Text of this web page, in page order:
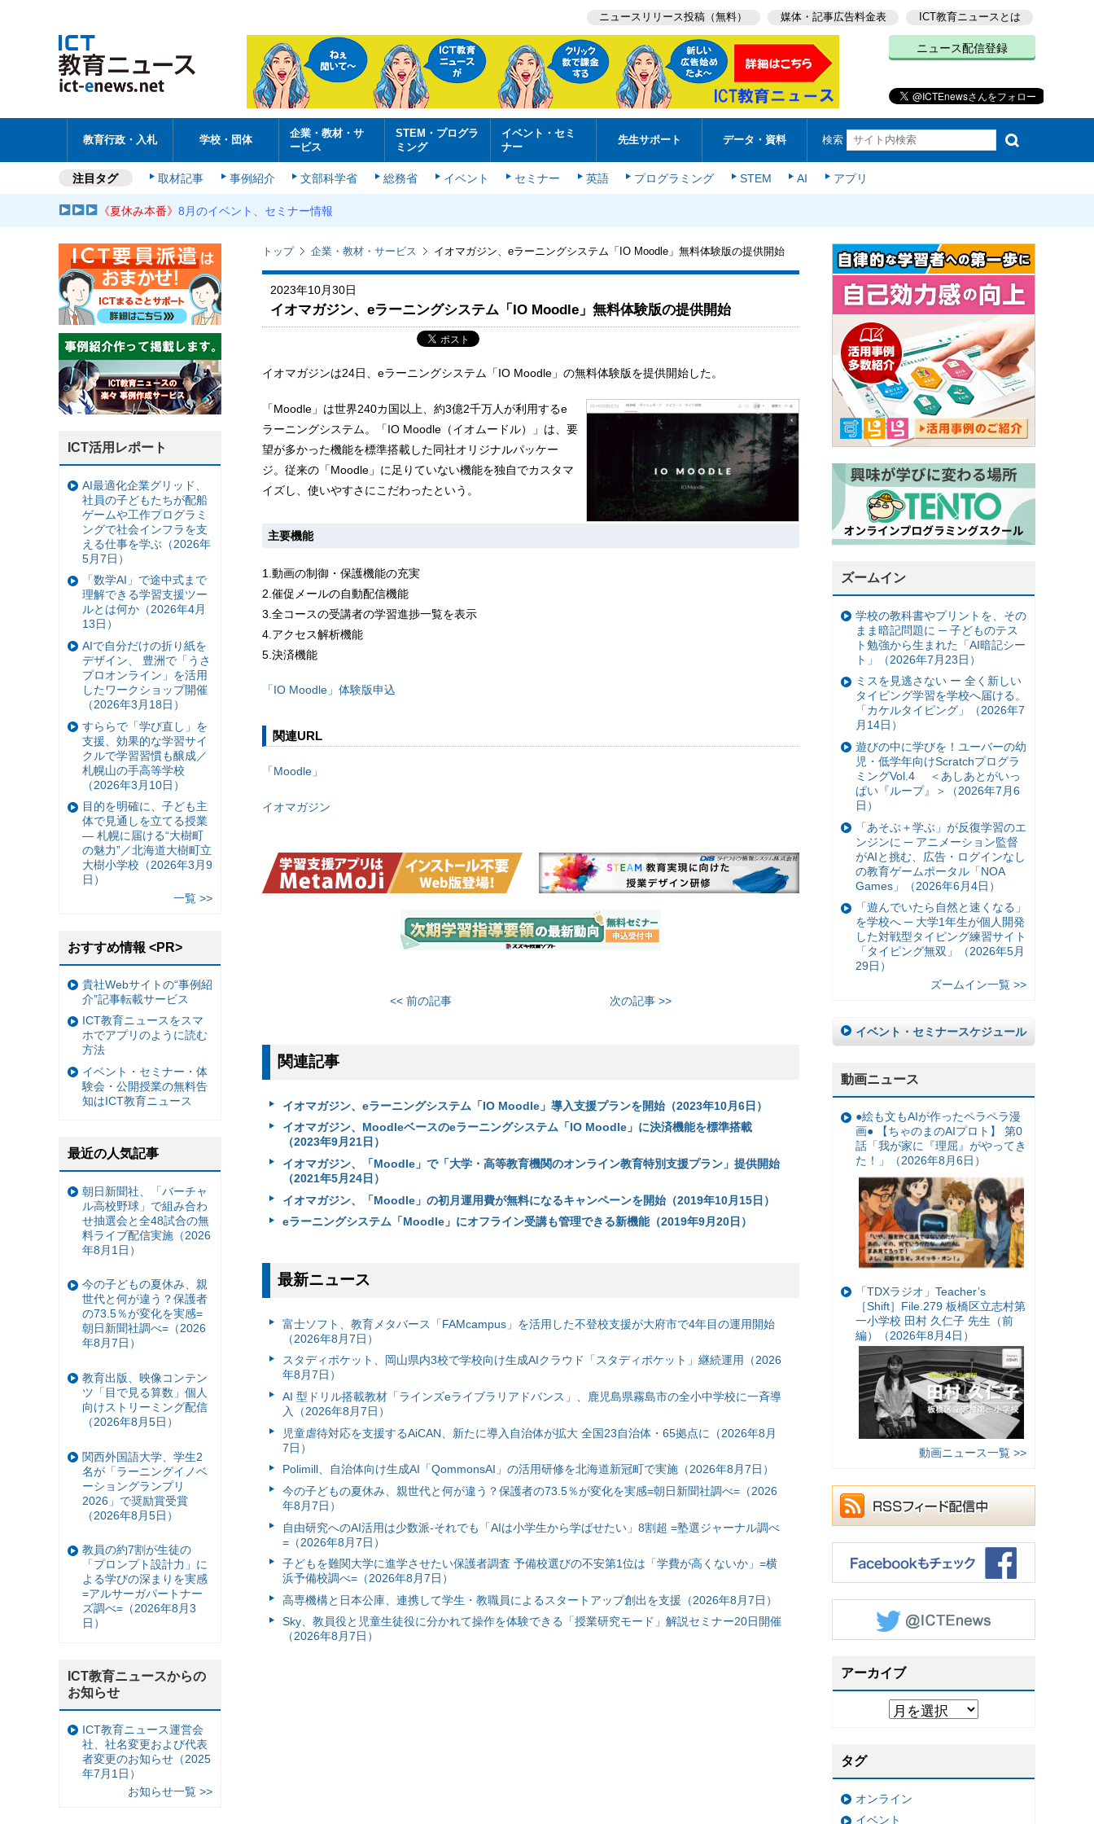
ニュースリリース投稿（無料） 媒体・記事広告料金表 ICT教育ニュースとは
ニュース配信登録
教育行政・入札 学校・団体
企業・教材・サ
ービス
STEM・プログラ
ミング
イベント・セミ
ナー
先生サポート データ・資料 検索
注目タグ 取材記事 事例紹介 文部科学省 総務省 イベント セミナー 英語 プログラミング STEM AI アプリ
《夏休み本番》8月のイベント、セミナー情報
トップ 企業・教材・サービス イオマガジン、eラーニングシステム「IO Moodle」無料体験版の提供開始
2023年10月30日
イオマガジン、eラーニングシステム「IO Moodle」無料体験版の提供開始
イオマガジンは24日、eラーニングシステム「IO Moodle」の無料体験版を提供開始した。
「Moodle」は世界240カ国以上、約3億2千万人が利用するe
ラーニングシステム。「IO Moodle（イオムードル）」は、要
望が多かった機能を標準搭載した同社オリジナルパッケー
ジ。従来の「Moodle」に足りていない機能を独自でカスタマ
イズし、使いやすさにこだわったという。
主要機能
1.動画の制御・保護機能の充実
2.催促メールの自動配信機能
3.全コースの受講者の学習進捗一覧を表示
4.アクセス解析機能
5.決済機能
「IO Moodle」体験版申込
関連URL
「Moodle」
イオマガジン
<< 前の記事 次の記事 >>
関連記事
イオマガジン、eラーニングシステム「IO Moodle」導入支援プランを開始（2023年10月6日）
イオマガジン、Moodleベースのeラーニングシステム「IO Moodle」に決済機能を標準搭載
（2023年9月21日）
イオマガジン、「Moodle」で「大学・高等教育機関のオンライン教育特別支援プラン」提供開始
（2021年5月24日）
イオマガジン、「Moodle」の初月運用費が無料になるキャンペーンを開始（2019年10月15日）
eラーニングシステム「Moodle」にオフライン受講も管理できる新機能（2019年9月20日）
最新ニュース
富⼠ソフト、教育メタバース「FAMcampus」を活用した不登校支援が大府市で4年目の運用開始
（2026年8月7日）
スタディポケット、岡山県内3校で学校向け生成AIクラウド「スタディポケット」継続運用（2026
年8月7日）
AI 型ドリル搭載教材「ラインズeライブラリアドバンス」、鹿児島県霧島市の全小中学校に一斉導
入（2026年8月7日）
児童虐待対応を支援するAiCAN、新たに導入自治体が拡大 全国23自治体・65拠点に（2026年8月
7日）
Polimill、自治体向け生成AI「QommonsAI」の活用研修を北海道新冠町で実施（2026年8月7日）
今の子どもの夏休み、親世代と何が違う？保護者の73.5％が変化を実感=朝日新聞社調べ=（2026
年8月7日）
自由研究へのAI活用は少数派-それでも「AIは小学生から学ばせたい」8割超 =塾選ジャーナル調べ
=（2026年8月7日）
子どもを難関大学に進学させたい保護者調査 予備校選びの不安第1位は「学費が高くないか」=横
浜予備校調べ=（2026年8月7日）
高専機構と日本公庫、連携して学生・教職員によるスタートアップ創出を支援（2026年8月7日）
Sky、教員役と児童生徒役に分かれて操作を体験できる「授業研究モード」解説セミナー20日開催
（2026年8月7日）
ズームイン
学校の教科書やプリントを、その
まま暗記問題に ─ 子どものテス
ト勉強から生まれた「AI暗記シー
ト」（2026年7月23日）
ミスを見逃さない ー 全く新しい
タイピング学習を学校へ届ける。
「カケルタイピング」（2026年7
月14日）
遊びの中に学びを！ユーバーの幼
児・低学年向けScratchプログラ
ミングVol.4 ＜あしあとがいっ
ぱい『ループ』＞（2026年7月6
日）
「あそぶ＋学ぶ」が反復学習のエ
ンジンに ─ アニメーション監督
がAIと挑む、広告・ログインなし
の教育ゲームポータル「NOA
Games」（2026年6月4日）
「遊んでいたら自然と速くなる」
を学校へ ─ 大学1年生が個人開発
した対戦型タイピング練習サイト
「タイピング無双」（2026年5月
29日）
ズームイン一覧 >>
イベント・セミナースケジュール
動画ニュース
●絵も文もAIが作ったペラペラ漫
画● 【ちゃのまのAIプロト】 第0
話「我が家に『理屈』がやってき
た！」（2026年8月6日）
「TDXラジオ」Teacher’s
［Shift］File.279 板橋区立志村第
一小学校 田村 久仁子 先生（前
編）（2026年8月4日）
動画ニュース一覧 >>
アーカイブ
タグ
オンライン
イベント
ICT活用レポート
AI最適化企業グリッド、
社員の子どもたちが配船
ゲームや工作プログラミ
ングで社会インフラを支
える仕事を学ぶ（2026年
5月7日）
「数学AI」で途中式まで
理解できる学習支援ツー
ルとは何か（2026年4月
13日）
AIで自分だけの折り紙を
デザイン、 豊洲で「うさ
プロオンライン」を活用
したワークショップ開催
（2026年3月18日）
すららで「学び直し」を
支援、効果的な学習サイ
クルで学習習慣も醸成／
札幌山の手高等学校
（2026年3月10日）
目的を明確に、子ども主
体で見通しを立てる授業
— 札幌に届ける“大樹町
の魅力”／北海道大樹町立
大樹小学校（2026年3月9
日）
一覧 >>
おすすめ情報 <PR>
貴社Webサイトの“事例紹
介”記事転載サービス
ICT教育ニュースをスマ
ホでアプリのように読む
方法
イベント・セミナー・体
験会・公開授業の無料告
知はICT教育ニュース
最近の人気記事
朝日新聞社、「バーチャ
ル高校野球」で組み合わ
せ抽選会と全48試合の無
料ライブ配信実施（2026
年8月1日）
今の子どもの夏休み、親
世代と何が違う？保護者
の73.5％が変化を実感=
朝日新聞社調べ=（2026
年8月7日）
教育出版、映像コンテン
ツ「目で見る算数」個人
向けストリーミング配信
（2026年8月5日）
関西外国語大学、学生2
名が「ラーニングイノベ
ーショングランプリ
2026」で奨励賞受賞
（2026年8月5日）
教員の約7割が生徒の
「プロンプト設計力」に
よる学びの深まりを実感
=アルサーガパートナー
ズ調べ=（2026年8月3
日）
ICT教育ニュースからの
お知らせ
ICT教育ニュース運営会
社、社名変更および代表
者変更のお知らせ（2025
年7月1日）
お知らせ一覧 >>